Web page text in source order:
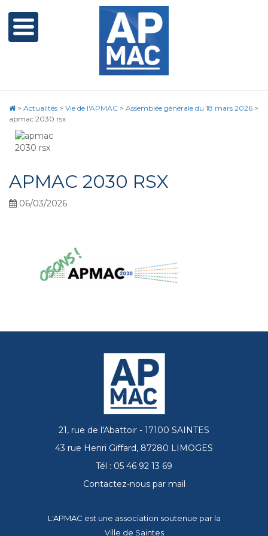
> Actualités > Vie de l'APMAC > Assemblée générale du 18 mars 2026 >
apmac 2030 rsx
APMAC 2030 RSX
06/03/2026
21, rue de l'Abattoir - 17100 SAINTES
43 rue Henri Giffard, 87280 LIMOGES
Tél : 05 46 92 13 69
Contactez-nous par mail
L'APMAC est une association soutenue par la
Ville de Saintes